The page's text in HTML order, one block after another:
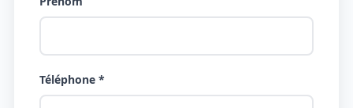
Téléphone *